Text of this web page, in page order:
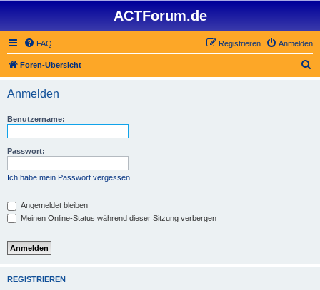
ACTForum.de
FAQ Anmelden
Registrieren
Foren-Übersicht
Anmelden
Benutzername:
Passwort:
Ich habe mein Passwort vergessen
Angemeldet bleiben
Meinen Online-Status während dieser Sitzung verbergen
REGISTRIEREN